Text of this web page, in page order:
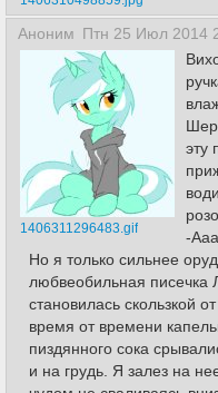
Аноним Птн 25 Июл 2014
1406311296483.gif
эту
-
Но я только сильнее
любвеобильная писечка
становилась скользкой
время от времени
пиздянного сока
и на грудь. Я залез на